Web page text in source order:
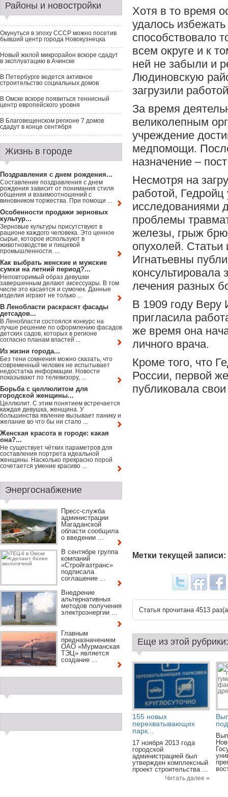
Хотя в то время
удалось
способствовало
всем округе и к
ней не забыли и
Людиновскую
загрузили
За время
великолепным
учреждение
медпомощи.
назначение –
Несмотря на
работой,
исследованиями
проблемы
железы, грыж
опухолей. Статьи
Игнатьевны
консультировала
лечения разных
В 1909 году Веру
пригласила
же время она
личного врача.
Кроме того, что
России, первой
публиковала
Метки текущей записи:
Статья прочитана 4513
Еще из этой рубрики:
155 новых
перехватывающих
парк...
17 ноября 2013 года
городской
администрацией был
утвержден комплексный
проект строительства ...
Читать далее »
Районы и новостройки
Окунуться в эпоху СССР можно посетив
бывший центр города Новокузнецка
Новый жилой микрорайон вскоре сдадут
в эксплуатацию в Ачинске
В Петербурге ведется активное
строительство социальных домов
В Омске вскоре появиться теннисный
центр европейского уровня
В Благовещенском регионе 7 домов
сдадут в конце сентября
Жизнь в городе
Поздравления с днем рождения...
Составление поздравления с днем
рождения зависит от понимания стиля
общения и взаимоотношений с
виновником торжества. При помощи ...
Особенности продажи зерновых
культур...
Зерновые культуры присутствуют в
рационе каждого человека. Это ценное
сырье, которое используют в
животноводстве и пищевой
промышленности. ...
Как выбрать женские и мужские
сумки на летний период?...
Неповторимый образ девушки
завершенным делают аксессуары. В том
числе это касается и сумочек. Данные
изделия играют не только ...
В Ленобласти раскрасят фасады
детсадов...
В Ленобласти состоялся конкурс на
лучше решение по оформлению фасадов
детских садов, которых в регионе
согласно планам властей ...
Из жизни города...
Без тени сомнения можно сказать, что
современный человек не испытывает
недостатка информации. Новости
показывают по телевизору, ...
Борьба с целлюлитом для
городской женщины...
Целлюлит. С этим понятием встречается
каждая девушка, женщина. У
большинства явление вызывает панику и
желание во что бы ни стало ...
Женская красота в городе: какая
она?...
Не существует чётких параметров для
составления портрета идеальной
женщины. Насколько прекрасно порой
сочетается умение красиво ...
Энергоснабжение
Пресс-служба
администрации
Магаданской
области сообщила
о введении ...
В сентябре группа
компаний
«Стройгазтранс»
подписала
соглашение ...
Внедрение
альтернативных
методов получения
электроэнергии ...
Главным
предназначением
ОАО «Мурманская
ТЭЦ» является
создание ...